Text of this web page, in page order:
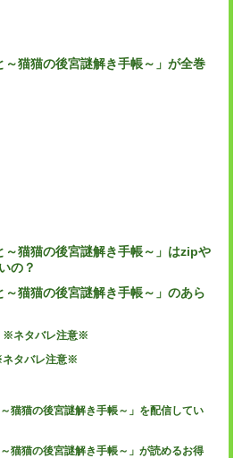
～猫猫の後宮謎解き手帳～」が全巻
～猫猫の後宮謎解き手帳～」はzipや
の？
～猫猫の後宮謎解き手帳～」のあら
※ネタバレ注意※
タバレ注意※
猫猫の後宮謎解き手帳～」を配信してい
猫猫の後宮謎解き手帳～」が読めるお得